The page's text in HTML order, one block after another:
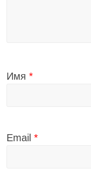
Имя*
Email*